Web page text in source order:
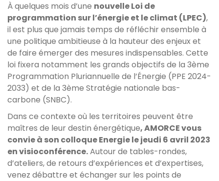
À quelques mois d’une nouvelle Loi de
programmation sur l’énergie et le climat (LPEC),
il est plus que jamais temps de réfléchir ensemble à
une politique ambitieuse à la hauteur des enjeux et
de faire émerger des mesures indispensables. Cette
loi fixera notamment les grands objectifs de la 3ème
Programmation Pluriannuelle de l’Énergie (PPE 2024-
2033) et de la 3ème Stratégie nationale bas-
carbone (SNBC).
Dans ce contexte où les territoires peuvent être
maîtres de leur destin énergétique, AMORCE vous
convie à son colloque Energie le jeudi 6 avril 2023
en visioconférence.Autour de tables-rondes,
d’ateliers, de retours d’expériences et d’expertises,
venez débattre et échanger sur les points de